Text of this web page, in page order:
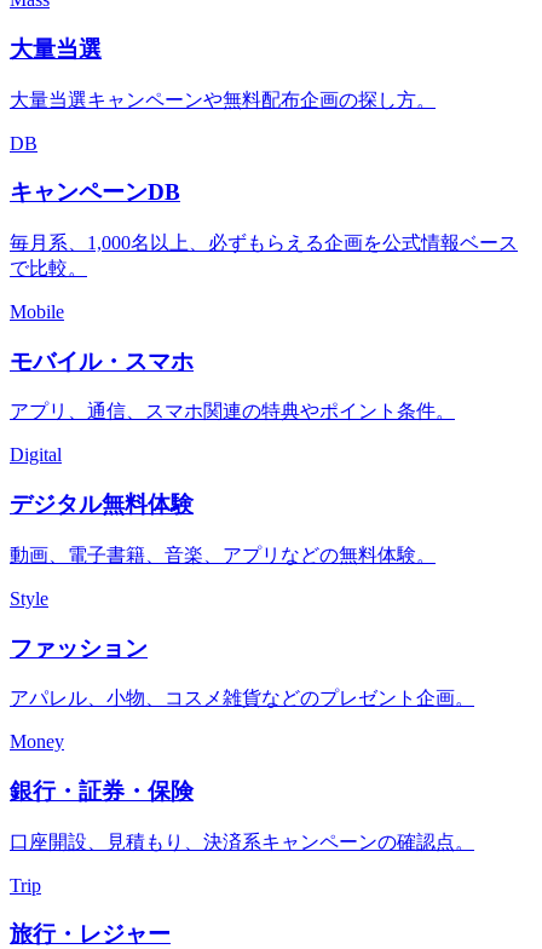
大量当選
大量当選キャンペーンや無料配布企画の探し方。
DB
キャンペーンDB
毎月系、1,000名以上、必ずもらえる企画を公式情報ベース
で比較。
Mobile
モバイル・スマホ
アプリ、通信、スマホ関連の特典やポイント条件。
Digital
デジタル無料体験
動画、電子書籍、音楽、アプリなどの無料体験。
Style
ファッション
アパレル、小物、コスメ雑貨などのプレゼント企画。
Money
銀行・証券・保険
口座開設、見積もり、決済系キャンペーンの確認点。
Trip
旅行・レジャー